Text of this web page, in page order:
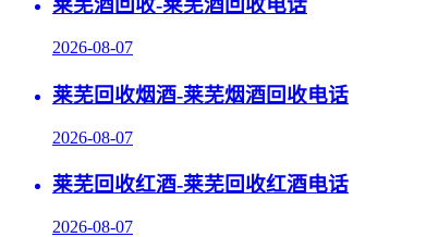
莱芜酒回收-莱芜酒回收电话
2026-08-07
莱芜回收烟酒-莱芜烟酒回收电话
2026-08-07
莱芜回收红酒-莱芜回收红酒电话
2026-08-07